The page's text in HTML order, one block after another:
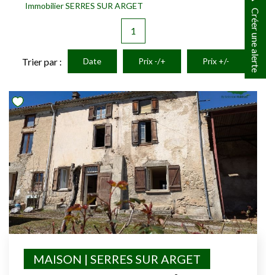
Immobilier SERRES SUR ARGET
Créer une alerte
1
Trier par : Date Prix -/+ Prix +/-
MAISON | SERRES SUR ARGET